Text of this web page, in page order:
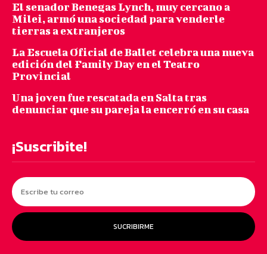
El senador Benegas Lynch, muy cercano a
Milei, armó una sociedad para venderle
tierras a extranjeros
La Escuela Oficial de Ballet celebra una nueva
edición del Family Day en el Teatro
Provincial
Una joven fue rescatada en Salta tras
denunciar que su pareja la encerró en su casa
¡Suscribite!
SUCRIBIRME